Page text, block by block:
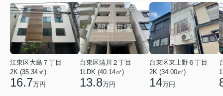
江東区大島７丁目
2K (35.34㎡)
16.7万円
台東区清川２丁目
1LDK (40.14㎡)
13.8万円
台東区東上野６丁目
2K (34.00㎡)
14万円